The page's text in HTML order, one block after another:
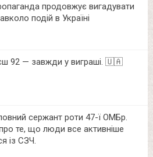
продовжує вигадувати
подій в Україні
92 — завжди у виграші. 🇺🇦
сержант роти 47-ї ОМБр.
те, що люди все активніше
із СЗЧ.